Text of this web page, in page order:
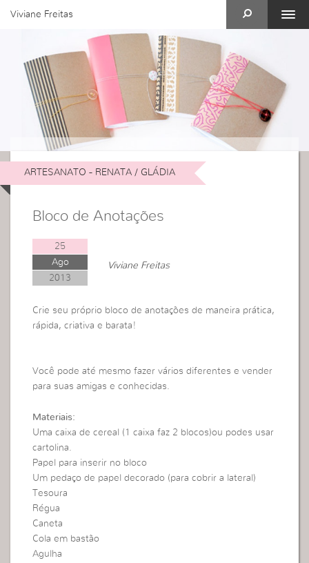
Viviane Freitas
ARTESANATO - RENATA / GLÁDIA
Bloco de Anotações
25
Ago
2013
Viviane Freitas
Crie seu próprio bloco de anotações de maneira prática,
rápida, criativa e barata!
Você pode até mesmo fazer vários diferentes e vender
para suas amigas e conhecidas.
Materiais:
Uma caixa de cereal (1 caixa faz 2 blocos)ou podes usar
cartolina.
Papel para inserir no bloco
Um pedaço de papel decorado (para cobrir a lateral)
Tesoura
Régua
Caneta
Cola em bastão
Agulha